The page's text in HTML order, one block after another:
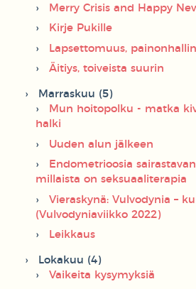
Merry Crisis and Happy
Kirje Pukille
Lapsettomuus,
Äitiys, toiveista suurin
Marraskuu (5)
Mun hoitopolku - matka
halki
Uuden alun jälkeen
Endometrioosia
millaista on seksuaaliterapia
Vieraskynä: Vulvodynia –
(Vulvodyniaviikko 2022)
Leikkaus
Lokakuu (4)
Vaikeita kysymyksiä